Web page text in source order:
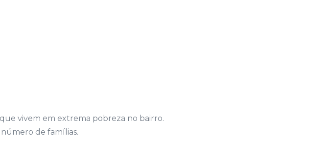
vivem em extrema pobreza no bairro.
de famílias.